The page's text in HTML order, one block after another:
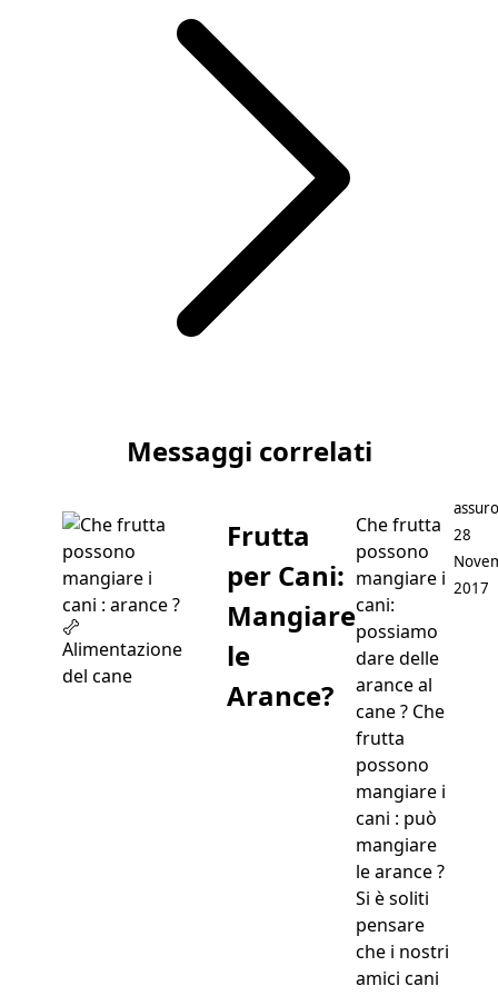
Messaggi correlati
Alimentazione
del cane
Frutta
per Cani:
Mangiare
le
Arance?
Che frutta
possono
mangiare i
cani:
possiamo
dare delle
arance al
cane ? Che
frutta
possono
mangiare i
cani : può
mangiare
le arance ?
Si è soliti
pensare
che i nostri
amici cani
28
2017